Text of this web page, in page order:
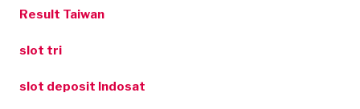
Result Taiwan
slot tri
slot deposit Indosat